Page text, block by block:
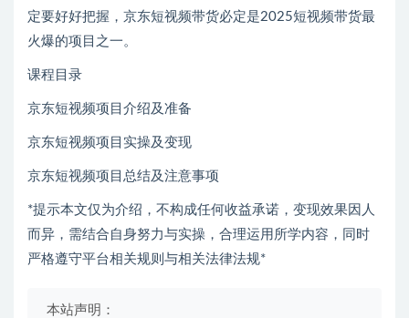
定要好好把握，京东短视频带货必定是2025短视频带货最
火爆的项目之一。
课程目录
京东短视频项目介绍及准备
京东短视频项目实操及变现
京东短视频项目总结及注意事项
*提示本文仅为介绍，不构成任何收益承诺，变现效果因人
而异，需结合自身努力与实操，合理运用所学内容，同时
严格遵守平台相关规则与相关法律法规*
本站声明：